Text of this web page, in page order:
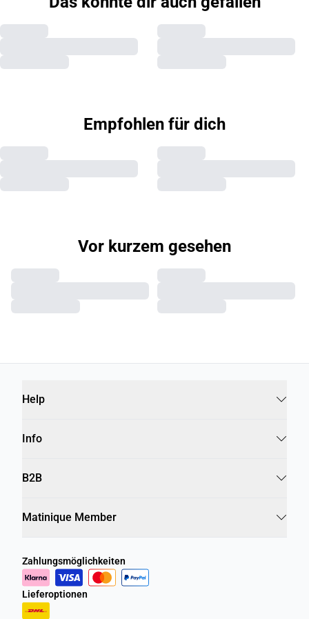
Empfohlen für dich
Vor kurzem gesehen
Help
Info
B2B
Matinique Member
Zahlungsmöglichkeiten
Lieferoptionen